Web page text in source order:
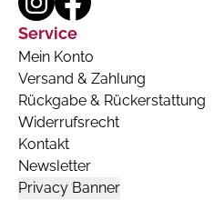
Service
Mein Konto
Versand & Zahlung
Rückgabe & Rückerstattung
Widerrufsrecht
Kontakt
Newsletter
Privacy Banner